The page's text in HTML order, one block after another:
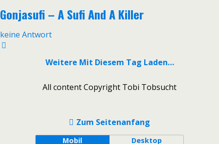
Gonjasufi – A Sufi And A Killer
keine Antwort
Weitere Mit Diesem Tag Laden…
All content Copyright Tobi Tobsucht
Zum Seitenanfang
Mobil Desktop